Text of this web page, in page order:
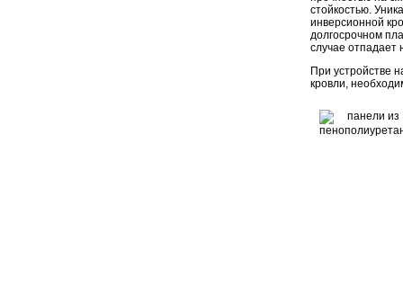
стойкостью.
инверсионной
долгосрочном
случае
При устройстве
кровли,